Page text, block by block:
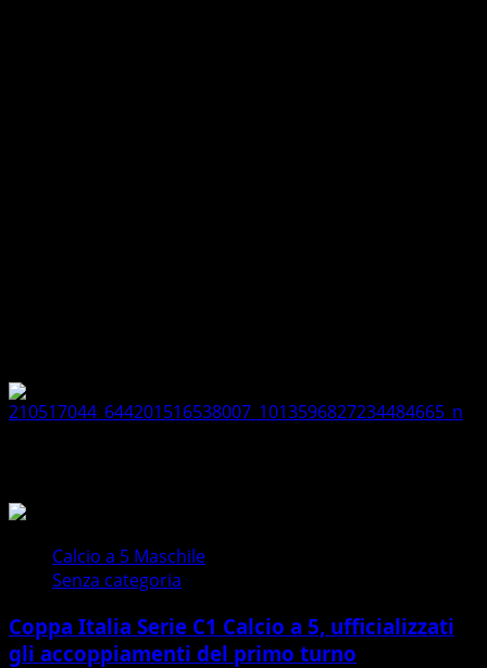
Calcio a 5 Maschile
Senza categoria
Coppa Italia Serie C1 Calcio a 5, ufficializzati
gli accoppiamenti del primo turno